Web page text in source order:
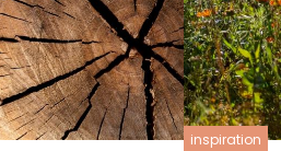
inspiration